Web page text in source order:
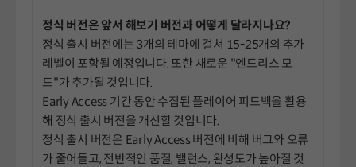
정식 버전은 앞서 해보기 버전과 어떻게 달라지나요?
정식 출시 버전에는 3개의 테마에 걸쳐 15-25개의 추가
레벨이 포함될 예정입니다. 또한 새로운 "엔드리스 모
드"가 추가될 것입니다.
Early Access 기간 동안 수집된 플레이어 피드백을 활용
해 정식 출시 버전을 개선할 것입니다.
정식 출시 버전은 Early Access 버전에 비해 버그와 오류
가 줄어들고, 전반적인 품질, 밸런스, 완성도가 높아질 것